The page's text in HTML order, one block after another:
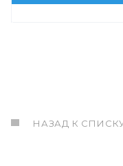
НАЗАД К